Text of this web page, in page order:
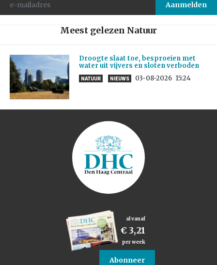
Meest gelezen Natuur
Droogte slaat toe, besproeien met
water uit vijvers en sloten verboden
NATUUR NIEUWS 03-08-2026 15:24
al vanaf
€ 3,21
per week
Abonneer